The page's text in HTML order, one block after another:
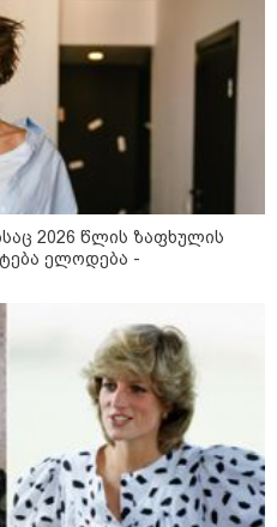
რუსეთ-საქართველოს
18 წელი გავიდა
საზოგადოების
2008 წლის
საქართველოს აგვისტოს
წლისთავთან
ერთობლივ
ავრცელებენ
2026 წლის ზაფხულის
ელოდება -